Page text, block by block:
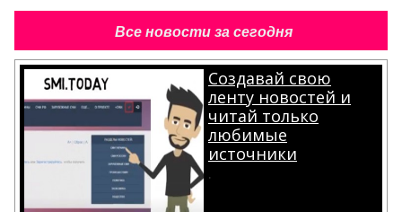
Все новости за сегодня
Создавай свою
ленту новостей и
читай только
любимые
источники
.